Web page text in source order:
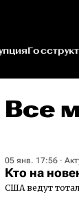
Все
05 янв. 17:56 ·
Кто на
США ведут